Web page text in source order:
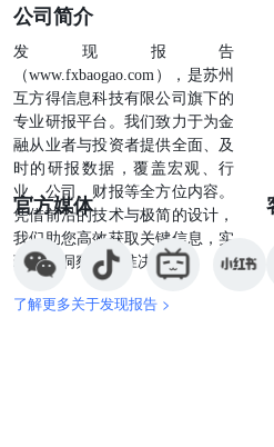
金3760亿元人民币，同比增
财富基金丹安塔拉将合并
的资产管理部门，存续实
[LGELEC] 三星电子2026年
9.4%，达到4660亿韩元（约
在香港大埔Le Mont项目的
fis@cmbi.com.hk固定收益
0801 作者认证本研究报告
部分内容，保证就本报告所
所表达的所有观点准确地反
人的个人看法；以及(2)他或
将来，均未直接或间接地
关。此外，作者确认，他或
易所发布的《行为守则》定
撰写。 孔证券及期货事务
指以下情况：(1) 在本报告
易本研究报告所涵盖的证券
营业日内将交易本研究报告
所涵盖的任何香港上市公司
公司简介
发现报告
（www.fxbaogao.com），是苏州
互方得信息科技有限公司旗下的
专业研报平台。我们致力于为金
融从业者与投资者提供全面、及
时的研报数据，覆盖宏观、行
业、公司、财报等全方位内容。
凭借前沿的技术与极简的设计，
我们助您高效获取关键信息，实
现深度洞察与精准决策。
了解更多关于发现报告 >
官方媒体